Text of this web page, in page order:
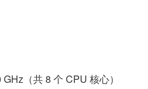
（共 8 个 CPU 核心）